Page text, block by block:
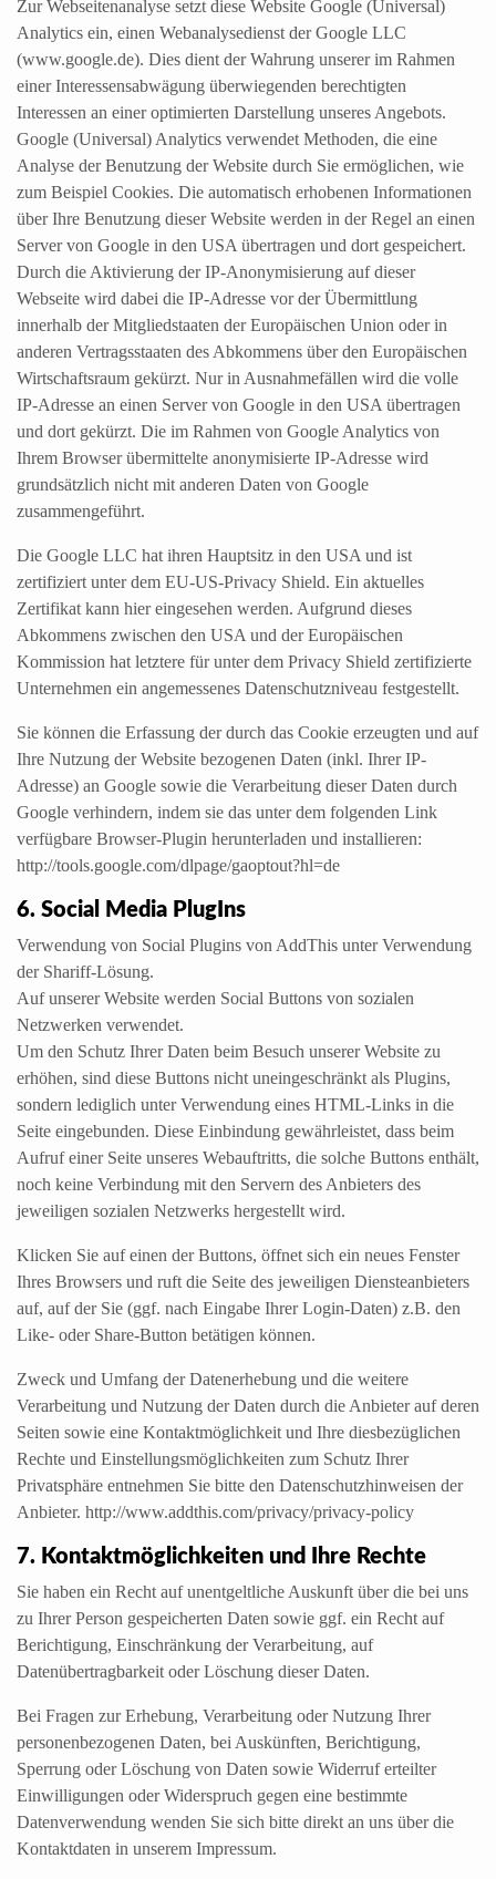
Zur Webseitenanalyse setzt diese Website Google (Universal)
Analytics ein, einen Webanalysedienst der Google LLC
(www.google.de). Dies dient der Wahrung unserer im Rahmen
einer Interessensabwägung überwiegenden berechtigten
Interessen an einer optimierten Darstellung unseres Angebots.
Google (Universal) Analytics verwendet Methoden, die eine
Analyse der Benutzung der Website durch Sie ermöglichen, wie
zum Beispiel Cookies. Die automatisch erhobenen Informationen
über Ihre Benutzung dieser Website werden in der Regel an einen
Server von Google in den USA übertragen und dort gespeichert.
Durch die Aktivierung der IP-Anonymisierung auf dieser
Webseite wird dabei die IP-Adresse vor der Übermittlung
innerhalb der Mitgliedstaaten der Europäischen Union oder in
anderen Vertragsstaaten des Abkommens über den Europäischen
Wirtschaftsraum gekürzt. Nur in Ausnahmefällen wird die volle
IP-Adresse an einen Server von Google in den USA übertragen
und dort gekürzt. Die im Rahmen von Google Analytics von
Ihrem Browser übermittelte anonymisierte IP-Adresse wird
grundsätzlich nicht mit anderen Daten von Google
zusammengeführt.
Die Google LLC hat ihren Hauptsitz in den USA und ist
zertifiziert unter dem EU-US-Privacy Shield. Ein aktuelles
Zertifikat kann hier eingesehen werden. Aufgrund dieses
Abkommens zwischen den USA und der Europäischen
Kommission hat letztere für unter dem Privacy Shield zertifizierte
Unternehmen ein angemessenes Datenschutzniveau festgestellt.
Sie können die Erfassung der durch das Cookie erzeugten und auf
Ihre Nutzung der Website bezogenen Daten (inkl. Ihrer IP-
Adresse) an Google sowie die Verarbeitung dieser Daten durch
Google verhindern, indem sie das unter dem folgenden Link
verfügbare Browser-Plugin herunterladen und installieren:
http://tools.google.com/dlpage/gaoptout?hl=de
6. Social Media PlugIns
Verwendung von Social Plugins von AddThis unter Verwendung
der Shariff-Lösung.
Auf unserer Website werden Social Buttons von sozialen
Netzwerken verwendet.
Um den Schutz Ihrer Daten beim Besuch unserer Website zu
erhöhen, sind diese Buttons nicht uneingeschränkt als Plugins,
sondern lediglich unter Verwendung eines HTML-Links in die
Seite eingebunden. Diese Einbindung gewährleistet, dass beim
Aufruf einer Seite unseres Webauftritts, die solche Buttons enthält,
noch keine Verbindung mit den Servern des Anbieters des
jeweiligen sozialen Netzwerks hergestellt wird.
Klicken Sie auf einen der Buttons, öffnet sich ein neues Fenster
Ihres Browsers und ruft die Seite des jeweiligen Diensteanbieters
auf, auf der Sie (ggf. nach Eingabe Ihrer Login-Daten) z.B. den
Like- oder Share-Button betätigen können.
Zweck und Umfang der Datenerhebung und die weitere
Verarbeitung und Nutzung der Daten durch die Anbieter auf deren
Seiten sowie eine Kontaktmöglichkeit und Ihre diesbezüglichen
Rechte und Einstellungsmöglichkeiten zum Schutz Ihrer
Privatsphäre entnehmen Sie bitte den Datenschutzhinweisen der
Anbieter. http://www.addthis.com/privacy/privacy-policy
7. Kontaktmöglichkeiten und Ihre Rechte
Sie haben ein Recht auf unentgeltliche Auskunft über die bei uns
zu Ihrer Person gespeicherten Daten sowie ggf. ein Recht auf
Berichtigung, Einschränkung der Verarbeitung, auf
Datenübertragbarkeit oder Löschung dieser Daten.
Bei Fragen zur Erhebung, Verarbeitung oder Nutzung Ihrer
personenbezogenen Daten, bei Auskünften, Berichtigung,
Sperrung oder Löschung von Daten sowie Widerruf erteilter
Einwilligungen oder Widerspruch gegen eine bestimmte
Datenverwendung wenden Sie sich bitte direkt an uns über die
Kontaktdaten in unserem Impressum.